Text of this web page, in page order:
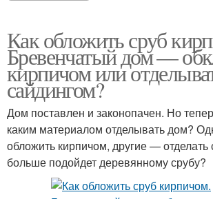
Как обложить сруб
Бревенчатый дом —
кирпичом или
сайдингом?
Дом поставлен и законопачен. Но
каким материалом отделывать дом?
обложить кирпичом, другие — отделать
больше подойдет деревянному срубу?